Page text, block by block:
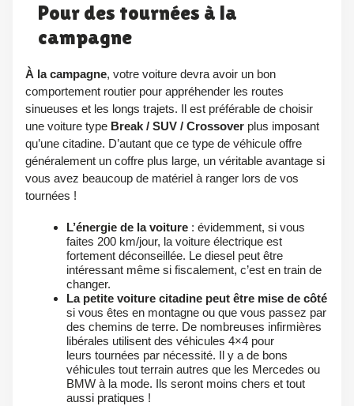
Pour des tournées à la
campagne
À la campagne, votre voiture devra avoir un bon
comportement routier pour appréhender les routes
sinueuses et les longs trajets. Il est préférable de choisir
une voiture type Break / SUV / Crossover plus imposant
qu’une citadine. D’autant que ce type de véhicule offre
généralement un coffre plus large, un véritable avantage si
vous avez beaucoup de matériel à ranger lors de vos
tournées !
L’énergie de la voiture : évidemment, si vous
faites 200 km/jour, la voiture électrique est
fortement déconseillée. Le diesel peut être
intéressant même si fiscalement, c’est en train de
changer.
La petite voiture citadine peut être mise de côté
si vous êtes en montagne ou que vous passez par
des chemins de terre. De nombreuses infirmières
libérales utilisent des véhicules 4×4 pour
leurs tournées par nécessité. Il y a de bons
véhicules tout terrain autres que les Mercedes ou
BMW à la mode. Ils seront moins chers et tout
aussi pratiques !